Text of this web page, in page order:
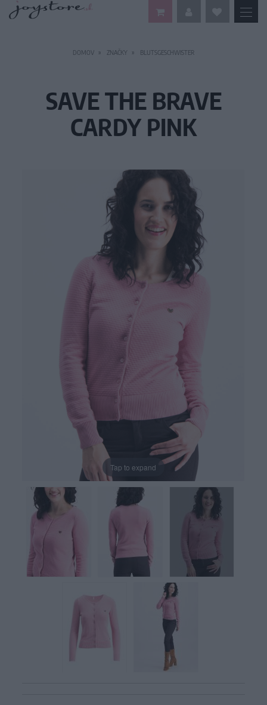
DOMOV ZNAČKY BLUTSGESCHWISTER
SAVE THE BRAVE
CARDY PINK
Tap to expand